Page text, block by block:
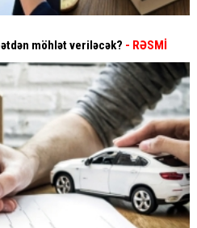
möhlət veriləcək? - RƏSMİ